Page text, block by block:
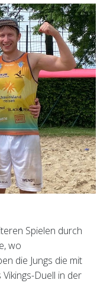
Spielen durch
wo
die Jungs die mit
Duell in der